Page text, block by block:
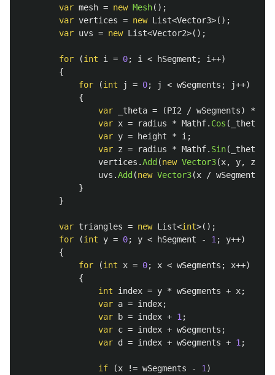
var mesh = new Mesh();
var vertices = new List<Vector3>();
var uvs = new List<Vector2>();
for (int i = 0; i < hSegment ; i++)
{
for
(int j = 0; j < wSegments ; j++)
{
var
_theta = (PI2 / wSegments) *
var x = radius * Mathf. Cos ( _theta
var y = height * i ;
var z = radius * Mathf. Sin( _theta
vertices .Add(new Vector3(x, y, z
uvs .Add(new Vector3(x / wSegments
}
}
var triangles = new List<int>();
for
(int y = 0; y < hSegment - 1 ; y++)
{
for
(int x = 0; x < wSegments ; x++)
{
int
index = y * wSegments + x;
var a = index;
var b = index + 1 ;
var c = index + wSegments ;
var d = index + wSegments + 1 ;
if (x != wSegments - 1 )